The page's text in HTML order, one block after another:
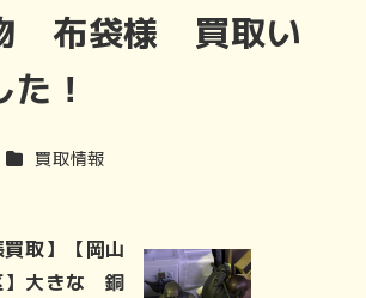
布袋様 買取い
！
カテゴリー
買取情報
買取】【岡山
】大きな 銅